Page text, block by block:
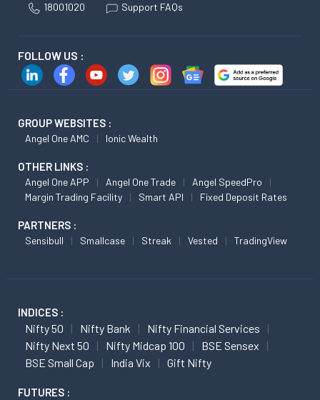
18001020 Support FAQs
FOLLOW US :
GROUP WEBSITES :
Angel One AMC Ionic Wealth
OTHER LINKS :
Angel One APP Angel One Trade
Angel SpeedPro
Margin Trading Facility
Smart API Fixed Deposit Rates
PARTNERS :
Sensibull Smallcase Streak Vested TradingView
INDICES :
Nifty 50 Nifty Bank
Nifty Financial Services
Nifty Next 50
Nifty Midcap 100
BSE Sensex
BSE Small Cap
India Vix Gift Nifty
FUTURES :